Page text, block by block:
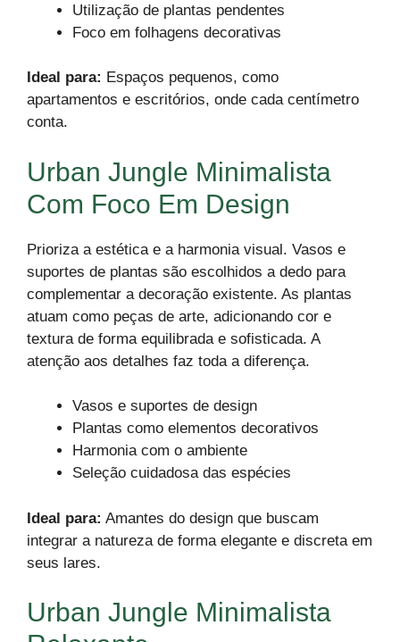
Utilização de plantas pendentes
Foco em folhagens decorativas
Ideal para: Espaços pequenos, como
apartamentos e escritórios, onde cada centímetro
conta.
Urban Jungle Minimalista
Com Foco Em Design
Prioriza a estética e a harmonia visual. Vasos e
suportes de plantas são escolhidos a dedo para
complementar a decoração existente. As plantas
atuam como peças de arte, adicionando cor e
textura de forma equilibrada e sofisticada. A
atenção aos detalhes faz toda a diferença.
Vasos e suportes de design
Plantas como elementos decorativos
Harmonia com o ambiente
Seleção cuidadosa das espécies
Ideal para: Amantes do design que buscam
integrar a natureza de forma elegante e discreta em
seus lares.
Urban Jungle Minimalista